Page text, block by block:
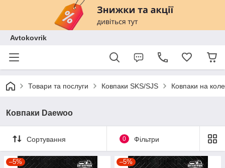
Avtokovrik
Товари та послуги Ковпаки SKS/SJS Ковпаки на
Ковпаки Daewoo
Сортування 0 Фільтри
–5% –5%